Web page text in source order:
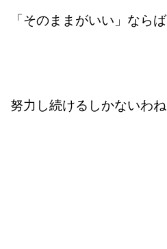
「そのままがいい」ならば
努力し続けるしかないわね